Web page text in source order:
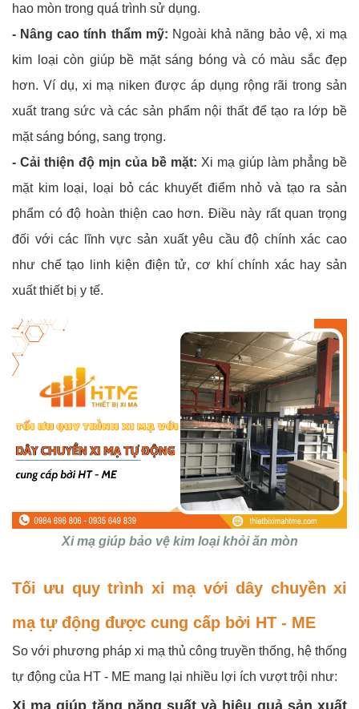
hao mòn trong quá trình sử dụng.
- Nâng cao tính thẩm mỹ: Ngoài khả năng bảo vệ, xi mạ
kim loại còn giúp bề mặt sáng bóng và có màu sắc đẹp
hơn. Ví dụ, xi mạ niken được áp dụng rộng rãi trong sản
xuất trang sức và các sản phẩm nội thất để tạo ra lớp bề
mặt sáng bóng, sang trọng.
- Cải thiện độ mịn của bề mặt: Xi mạ giúp làm phẳng bề
mặt kim loại, loại bỏ các khuyết điểm nhỏ và tạo ra sản
phẩm có độ hoàn thiện cao hơn. Điều này rất quan trọng
đối với các lĩnh vực sản xuất yêu cầu độ chính xác cao
như chế tạo linh kiện điện tử, cơ khí chính xác hay sản
xuất thiết bị y tế.
Xi mạ giúp bảo vệ kim loại khỏi ăn mòn
Tối ưu quy trình xi mạ với dây chuyền xi
mạ tự động được cung cấp bởi HT - ME
So với phương pháp xi mạ thủ công truyền thống, hệ thống
tự động của HT - ME mang lại nhiều lợi ích vượt trội như:
Xi mạ giúp tăng năng suất và hiệu quả sản xuất